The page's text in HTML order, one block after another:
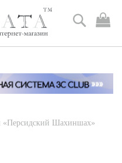
Поиск
«Персидский Шахиншах»